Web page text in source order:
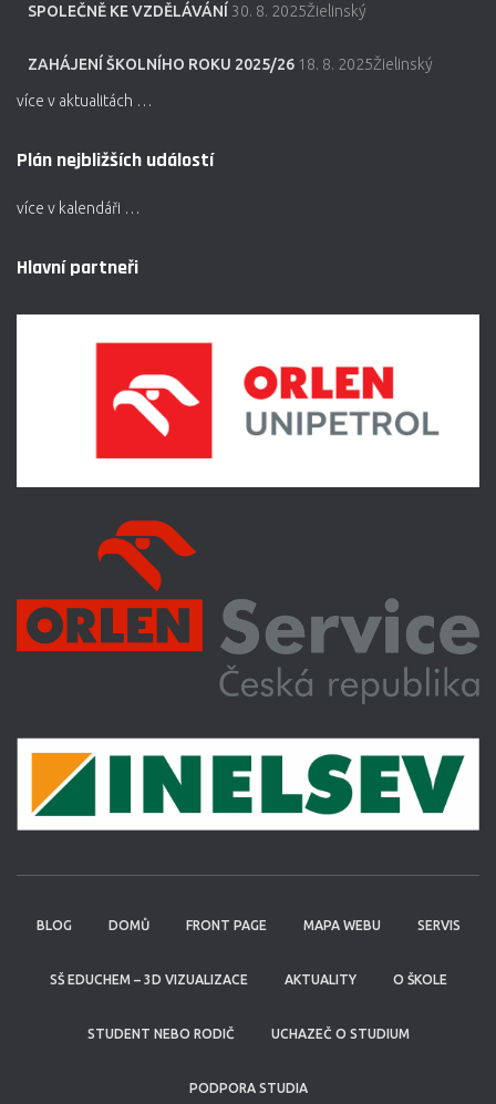
SPOLEČNĚ KE VZDĚLÁVÁNÍ 30. 8. 2025Žielinský
ZAHÁJENÍ ŠKOLNÍHO ROKU 2025/26 18. 8. 2025Žielinský
více v aktualitách …
Plán nejbližších událostí
více v kalendáři …
Hlavní partneři
BLOG DOMŮ FRONT PAGE MAPA WEBU SERVIS
SŠ EDUCHEM – 3D VIZUALIZACE AKTUALITY O ŠKOLE
STUDENT NEBO RODIČ UCHAZEČ O STUDIUM
PODPORA STUDIA